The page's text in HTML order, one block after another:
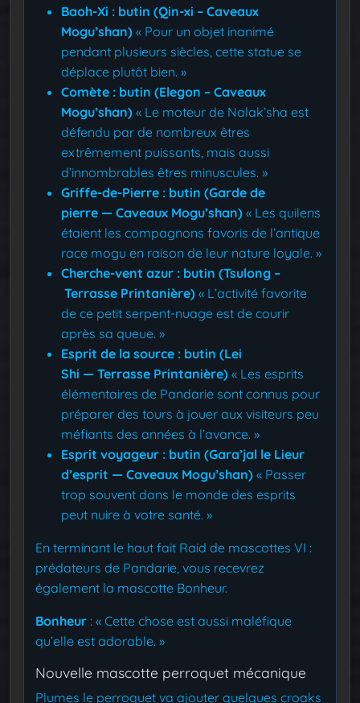
Baoh-Xi : butin (Qin-xi – Caveaux
Mogu’shan) « Pour un objet inanimé
pendant plusieurs siècles, cette statue se
déplace plutôt bien. »
Comète : butin (Elegon – Caveaux
Mogu’shan) « Le moteur de Nalak’sha est
défendu par de nombreux êtres
extrêmement puissants, mais aussi
d’innombrables êtres minuscules. »
Griffe-de-Pierre : butin (Garde de
pierre — Caveaux Mogu’shan) « Les quilens
étaient les compagnons favoris de l’antique
race mogu en raison de leur nature loyale. »
Cherche-vent azur : butin (Tsulong –
Terrasse Printanière) « L’activité favorite
de ce petit serpent-nuage est de courir
après sa queue. »
Esprit de la source : butin (Lei
Shi — Terrasse Printanière) « Les esprits
élémentaires de Pandarie sont connus pour
préparer des tours à jouer aux visiteurs peu
méfiants des années à l’avance. »
Esprit voyageur : butin (Gara’jal le Lieur
d’esprit — Caveaux Mogu’shan) « Passer
trop souvent dans le monde des esprits
peut nuire à votre santé. »
En terminant le haut fait Raid de mascottes VI :
prédateurs de Pandarie, vous recevrez
également la mascotte Bonheur.
Bonheur : « Cette chose est aussi maléfique
qu’elle est adorable. »
Nouvelle mascotte perroquet mécanique
Plumes le perroquet va ajouter quelques croaks